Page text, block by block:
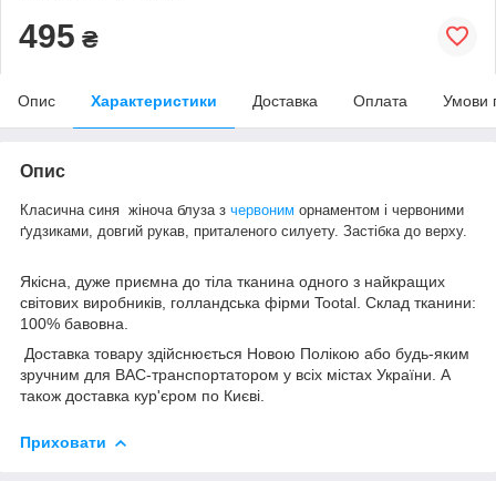
495 ₴
Опис Характеристики Доставка Оплата Умови
Опис
Класична синя жіноча блуза з червоним орнаментом і червоними
ґудзиками, довгий рукав, приталеного силуету. Застібка до верху.
Якісна, дуже приємна до тіла тканина одного з найкращих
світових виробників, голландська фірми Tootal. Склад тканини:
100% бавовна.
Доставка товару здійснюється Новою Полікою або будь-яким
зручним для ВАС-транспортатором у всіх містах України. А
також доставка кур'єром по Києві.
Приховати